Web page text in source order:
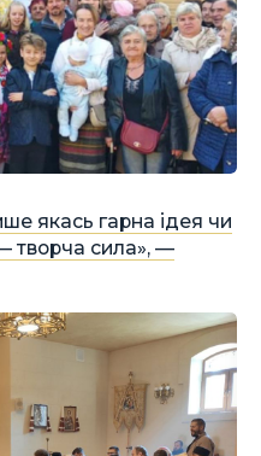
якась гарна ідея чи
творча сила», —